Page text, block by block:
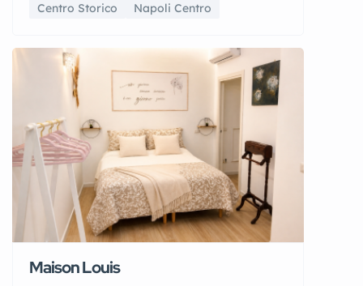
Centro Storico
Napoli Centro
Maison Louis